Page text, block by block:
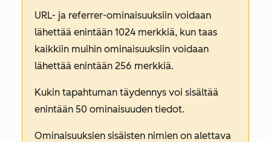
URL- ja referrer-ominaisuuksiin voidaan
lähettää enintään 1024 merkkiä, kun taas
kaikkiin muihin ominaisuuksiin voidaan
lähettää enintään 256 merkkiä.
Kukin tapahtuman täydennys voi sisältää
enintään 50 ominaisuuden tiedot.
Ominaisuuksien sisäisten nimien on alettava